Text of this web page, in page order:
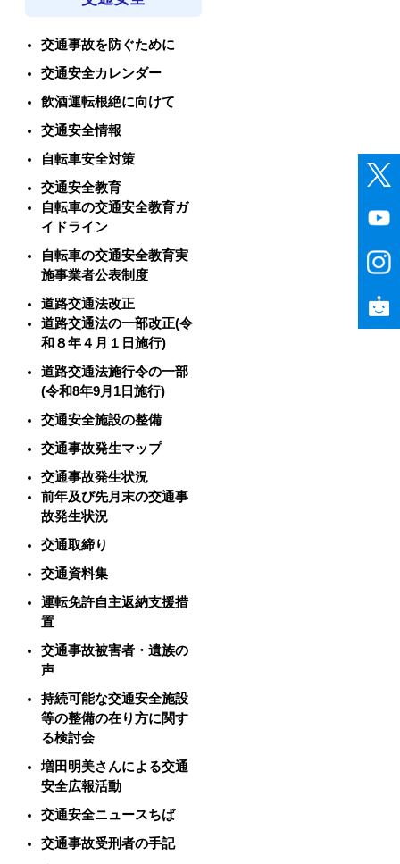
交通事故を防ぐために
交通安全カレンダー
飲酒運転根絶に向けて
交通安全情報
自転車安全対策
交通安全教育
自転車の交通安全教育ガ
イドライン
自転車の交通安全教育実
施事業者公表制度
道路交通法改正
道路交通法の一部改正(令
和８年４月１日施行)
道路交通法施行令の一部
(令和8年9月1日施行)
交通安全施設の整備
交通事故発生マップ
交通事故発生状況
前年及び先月末の交通事
故発生状況
交通取締り
交通資料集
運転免許自主返納支援措
置
交通事故被害者・遺族の
声
持続可能な交通安全施設
等の整備の在り方に関す
る検討会
増田明美さんによる交通
安全広報活動
交通安全ニュースちば
交通事故受刑者の手記